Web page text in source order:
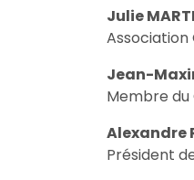
Julie
Association
Jean-
Membre du
Alexandre
Président